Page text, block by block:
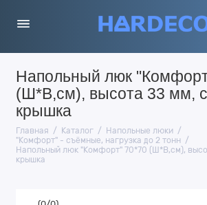
Напольный люк
(Ш*В,см), высота 33 мм,
крышка
Главная Каталог
Напольные люки
"Комфорт" - съёмные, нагрузка до 2 тонн
Напольный люк "Комфорт" 70*70 (Ш*В,см),
крышка